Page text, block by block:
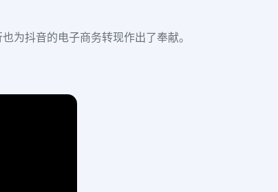
为抖音的电子商务转现作出了奉献。